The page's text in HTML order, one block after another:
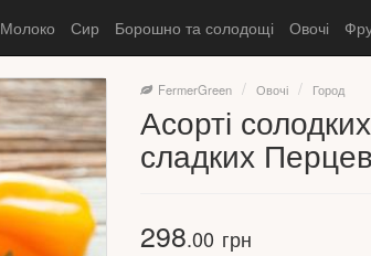
Молоко Сир Борошно та солодощі Овочі
FermerGreen Овочі Город
Асорті
сладких Перцев
298.00 грн